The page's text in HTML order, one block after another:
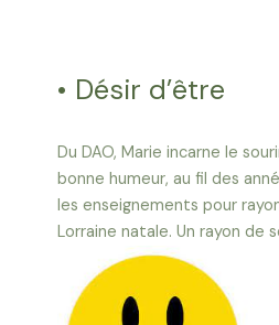
• Désir d’être
Du DAO, Marie incarne le
bonne humeur, au fil des
les enseignements pour
Lorraine natale. Un rayon de